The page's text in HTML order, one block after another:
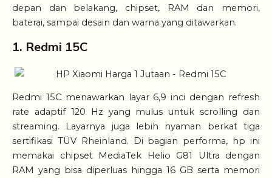
depan dan belakang, chipset, RAM dan memori,
baterai, sampai desain dan warna yang ditawarkan.
1. Redmi 15C
Redmi 15C menawarkan layar 6,9 inci dengan refresh
rate adaptif 120 Hz yang mulus untuk scrolling dan
streaming. Layarnya juga lebih nyaman berkat tiga
sertifikasi TÜV Rheinland. Di bagian performa, hp ini
memakai chipset MediaTek Helio G81 Ultra dengan
RAM yang bisa diperluas hingga 16 GB serta memori